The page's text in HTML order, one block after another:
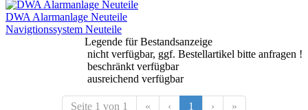
DWA Alarmanlage Neuteile
Navigtionssystem Neuteile
Legende für Bestandsanzeige
nicht verfügbar, ggf. Bestellartikel bitte anfragen !
beschränkt verfügbar
ausreichend verfügbar
Seite 1 von 1 « ‹ 1 › »